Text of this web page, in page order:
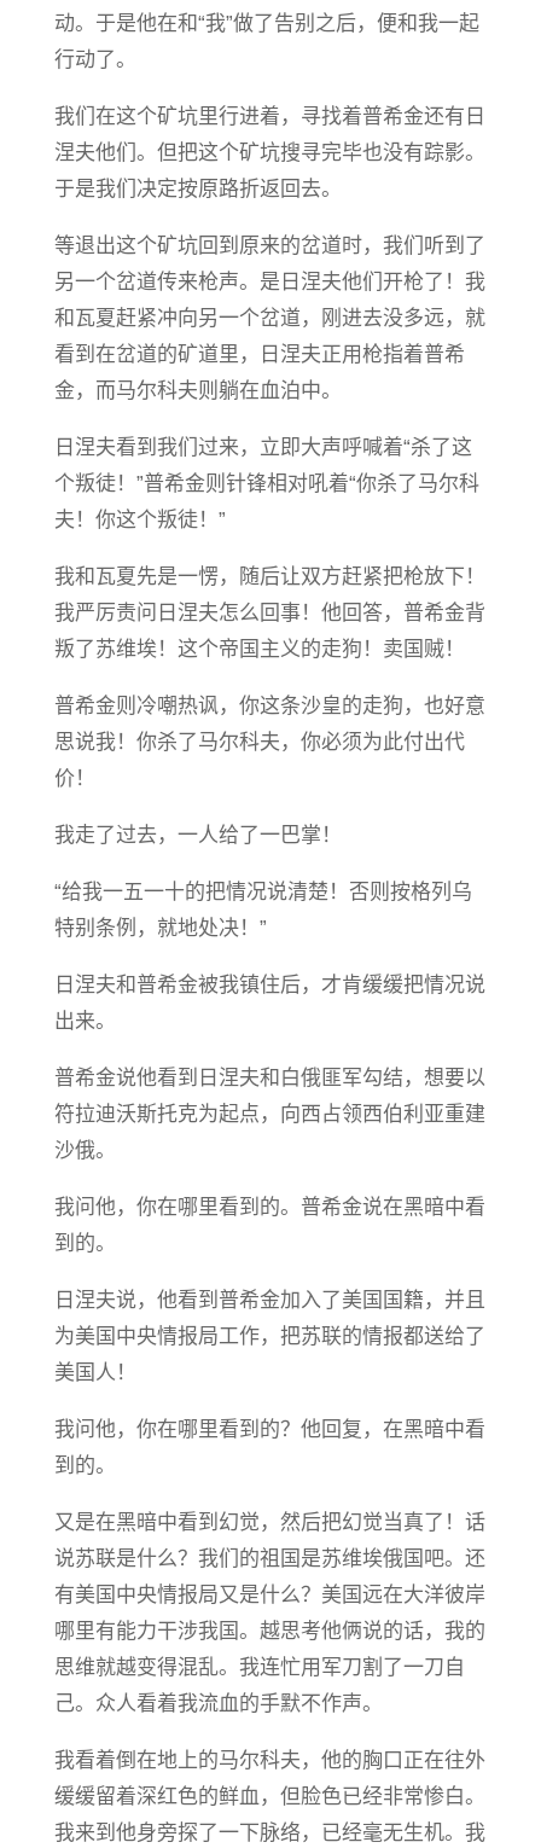
动。于是他在和“我”做了告别之后，便和我一起
行动了。
我们在这个矿坑里行进着，寻找着普希金还有日
涅夫他们。但把这个矿坑搜寻完毕也没有踪影。
于是我们决定按原路折返回去。
等退出这个矿坑回到原来的岔道时，我们听到了
另一个岔道传来枪声。是日涅夫他们开枪了！我
和瓦夏赶紧冲向另一个岔道，刚进去没多远，就
看到在岔道的矿道里，日涅夫正用枪指着普希
金，而马尔科夫则躺在血泊中。
日涅夫看到我们过来，立即大声呼喊着“杀了这
个叛徒！”普希金则针锋相对吼着“你杀了马尔科
夫！你这个叛徒！”
我和瓦夏先是一愣，随后让双方赶紧把枪放下！
我严厉责问日涅夫怎么回事！他回答，普希金背
叛了苏维埃！这个帝国主义的走狗！卖国贼！
普希金则冷嘲热讽，你这条沙皇的走狗，也好意
思说我！你杀了马尔科夫，你必须为此付出代
价！
我走了过去，一人给了一巴掌！
“给我一五一十的把情况说清楚！否则按格列乌
特别条例，就地处决！”
日涅夫和普希金被我镇住后，才肯缓缓把情况说
出来。
普希金说他看到日涅夫和白俄匪军勾结，想要以
符拉迪沃斯托克为起点，向西占领西伯利亚重建
沙俄。
我问他，你在哪里看到的。普希金说在黑暗中看
到的。
日涅夫说，他看到普希金加入了美国国籍，并且
为美国中央情报局工作，把苏联的情报都送给了
美国人！
我问他，你在哪里看到的？他回复，在黑暗中看
到的。
又是在黑暗中看到幻觉，然后把幻觉当真了！话
说苏联是什么？我们的祖国是苏维埃俄国吧。还
有美国中央情报局又是什么？美国远在大洋彼岸
哪里有能力干涉我国。越思考他俩说的话，我的
思维就越变得混乱。我连忙用军刀割了一刀自
己。众人看着我流血的手默不作声。
我看着倒在地上的马尔科夫，他的胸口正在往外
缓缓留着深红色的鲜血，但脸色已经非常惨白。
我来到他身旁探了一下脉络，已经毫无生机。我